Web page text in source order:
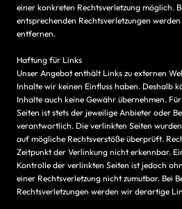
einer konkreten Rechtsverletzung möglich.
entsprechenden Rechtsverletzungen
entfernen.
Haftung für Links
Unser Angebot enthält Links zu externen
Inhalte wir keinen Einfluss haben. Deshalb
Inhalte auch keine Gewähr übernehmen.
Seiten ist stets der jeweilige Anbieter oder
verantwortlich. Die verlinkten Seiten
auf mögliche Rechtsverstöße überprüft.
Zeitpunkt der Verlinkung nicht erkennbar.
Kontrolle der verlinkten Seiten ist jedoch
einer Rechtsverletzung nicht zumutbar. Bei
Rechtsverletzungen werden wir derartige